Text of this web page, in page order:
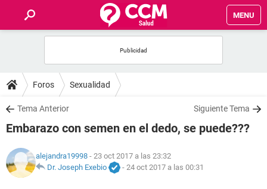
MENU
FOROS
SALUD
NUTRICIÓN
Foros Sexualidad
Tema Anterior Siguiente Tema
Embarazo con semen en el dedo, se puede???
alejandra19998 - 23 oct 2017 a las 23:32
Dr. Joseph Exebio
- 24 oct 2017 a las 00:31